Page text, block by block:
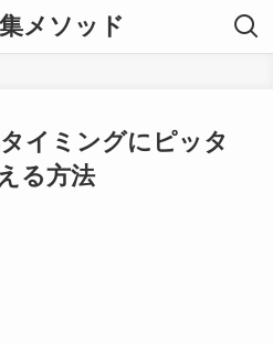
メソッド
イミングにピッタ
る方法